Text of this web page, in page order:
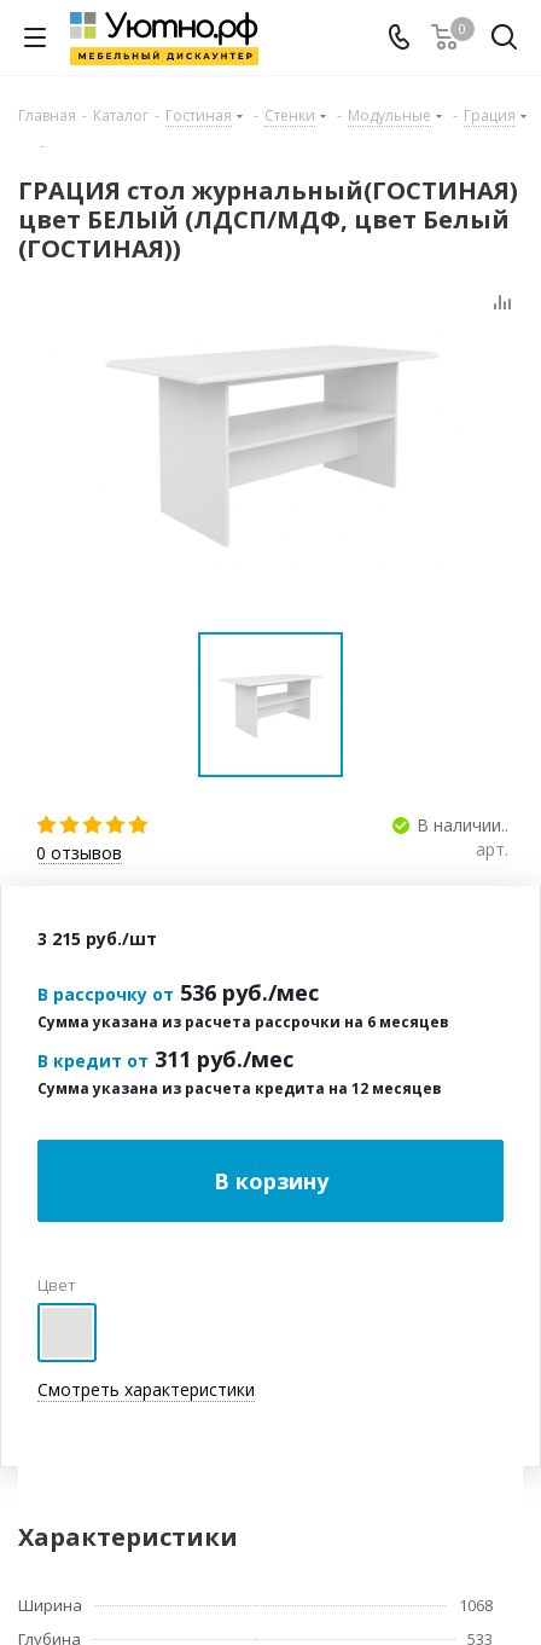
0
Главная - Каталог - Гостиная - Стенки - Модульные - Грация
-
ГРАЦИЯ стол журнальный(ГОСТИНАЯ)
цвет БЕЛЫЙ (ЛДСП/МДФ, цвет Белый
(ГОСТИНАЯ))
0 отзывов
В наличии..
арт.
3 215 руб./шт
В рассрочку от 536 руб./мес
Сумма указана из расчета рассрочки на 6 месяцев
В кредит от 311 руб./мес
Сумма указана из расчета кредита на 12 месяцев
Цвет
Смотреть характеристики
В корзину
Характеристики
Ширина
1068
Глубина
533